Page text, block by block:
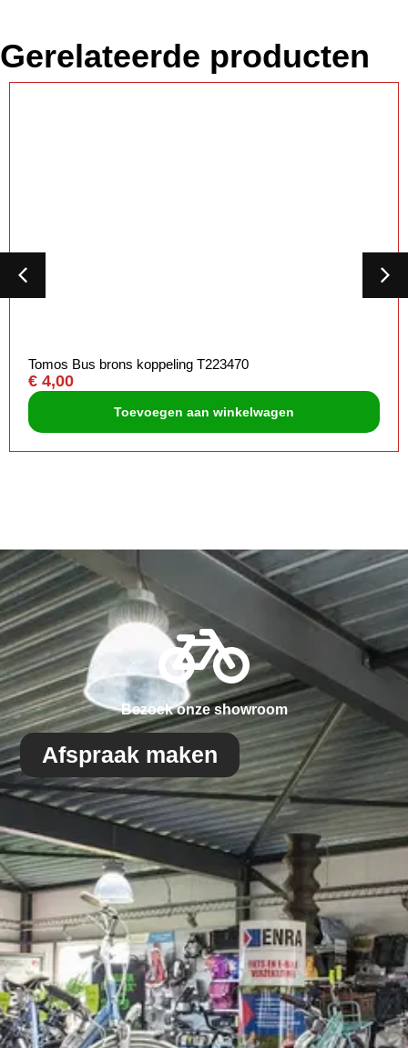
Gerelateerde producten
Tomos Bus brons koppeling T223470
€ 4,00
Toevoegen aan winkelwagen
Bezoek onze showroom
Afspraak maken